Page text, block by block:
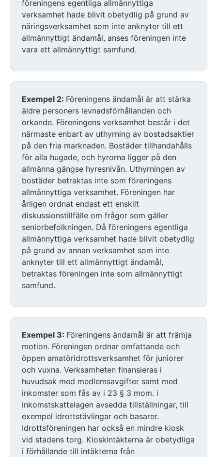
föreningens egentliga allmännyttiga
verksamhet hade blivit obetydlig på grund av
näringsverksamhet som inte anknyter till ett
allmännyttigt ändamål, anses föreningen inte
vara ett allmännyttigt samfund.
Exempel 2: Föreningens ändamål är att stärka
äldre personers levnadsförhållanden och
orkande. Föreningens verksamhet består i det
närmaste enbart av uthyrning av bostadsaktier
på den fria marknaden. Bostäder tillhandahålls
för alla hugade, och hyrorna ligger på den
allmänna gängse hyresnivån. Uthyrningen av
bostäder betraktas inte som föreningens
allmännyttiga verksamhet. Föreningen har
årligen ordnat endast ett enskilt
diskussionstillfälle om frågor som gäller
seniorbefolkningen. Då föreningens egentliga
allmännyttiga verksamhet hade blivit obetydlig
på grund av annan verksamhet som inte
anknyter till ett allmännyttigt ändamål,
betraktas föreningen inte som allmännyttigt
samfund.
Exempel 3: Föreningens ändamål är att främja
motion. Föreningen ordnar omfattande och
öppen amatöridrottsverksamhet för juniorer
och vuxna. Verksamheten finansieras i
huvudsak med medlemsavgifter samt med
inkomster som fås av i 23 § 3 mom. i
inkomstskattelagen avsedda tillställningar, till
exempel idrottstävlingar och basarer.
Idrottsföreningen har också en mindre kiosk
vid stadens torg. Kioskintäkterna är obetydliga
i förhållande till intäkterna från